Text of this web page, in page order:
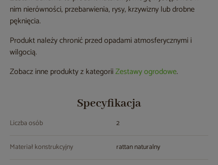
nim nierówności, przebarwienia, rysy, krzywizny lub drobne
pęknięcia.
Produkt należy chronić przed opadami atmosferycznymi i
wilgocią.
Zobacz inne produkty z kategoriiZestawy ogrodowe.
Specyfikacja
Liczba osób 2
Materiał konstrukcyjny rattan naturalny